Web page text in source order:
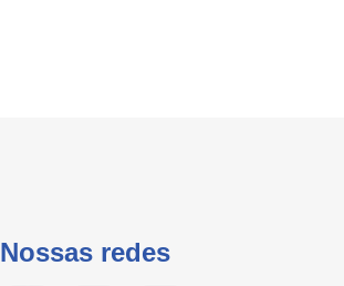
Nossas redes